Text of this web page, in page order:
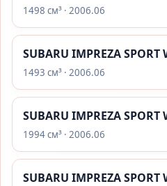
1498 см³ · 2006.06
SUBARU IMPREZA SPORT
1493 см³ · 2006.06
SUBARU IMPREZA SPORT
1994 см³ · 2006.06
SUBARU IMPREZA SPORT